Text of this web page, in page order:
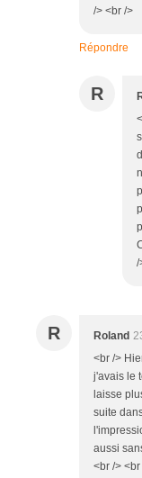
/> <br />
Répondre
R
/
R Roland
<br />
j'avais le
laisse
suite
aussi
<br />